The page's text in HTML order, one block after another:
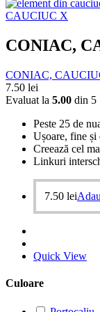
CAUCIUC X
CONIAC,
CONIAC,
7.50 lei
Evaluat la 5.00 din 5
Peste 25 de
Ușoare, fine și
Creează cel
Linkuri
7.50 lei
Quick View
Culoare